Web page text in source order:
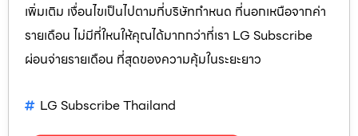
เพิ่มเติม เงื่อนไขเป็นไปตามที่บริษัทกำหนด ที่นอกเหนือจากค่า
รายเดือน ไม่มีที่ใหนให้คุณได้มากกว่าที่เรา LG Subscribe
ผ่อนจ่ายรายเดือน ที่สุดของความคุ้มในระยะยาว
LG Subscribe Thailand